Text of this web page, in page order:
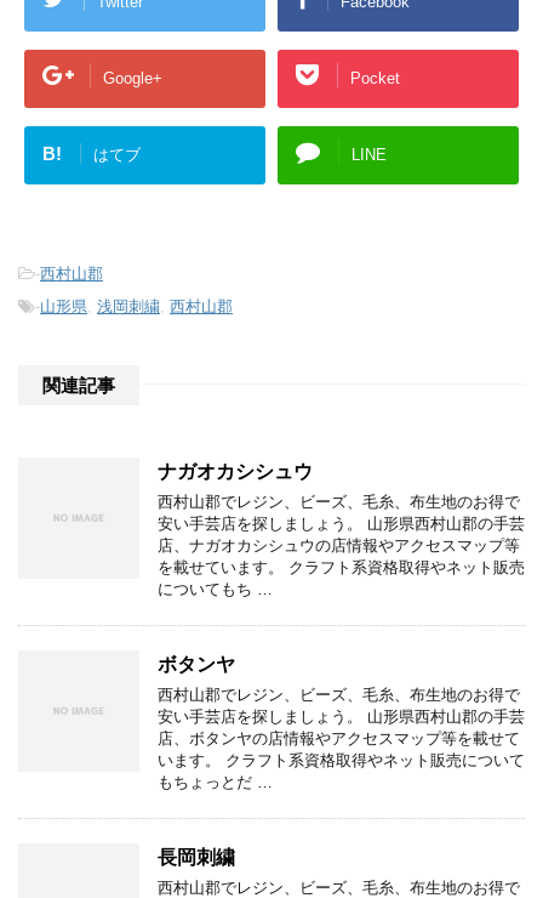
Google+ Pocket
B! はてブ LINE
-西村山郡
-山形県 浅岡刺繍 西村山郡
関連記事
ナガオカシシュウ
西村山郡でレジン、ビーズ、毛糸、布生地のお得で
安い手芸店を探しましょう。 山形県西村山郡の手芸
店、ナガオカシシュウの店情報やアクセスマップ等
を載せています。 クラフト系資格取得やネット販売
についてもち …
ボタンヤ
西村山郡でレジン、ビーズ、毛糸、布生地のお得で
安い手芸店を探しましょう。 山形県西村山郡の手芸
店、ボタンヤの店情報やアクセスマップ等を載せて
います。 クラフト系資格取得やネット販売について
もちょっとだ …
長岡刺繍
西村山郡でレジン、ビーズ、毛糸、布生地のお得で